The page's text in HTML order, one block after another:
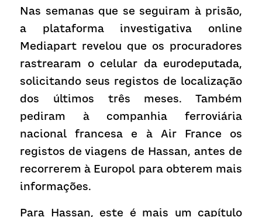
Nas semanas que se seguiram à prisão,
a plataforma investigativa online
Mediapart revelou que os procuradores
rastrearam o celular da eurodeputada,
solicitando seus registos de localização
dos últimos três meses. Também
pediram à companhia ferroviária
nacional francesa e à Air France os
registos de viagens de Hassan, antes de
recorrerem à Europol para obterem mais
informações.
Para Hassan, este é mais um capítulo